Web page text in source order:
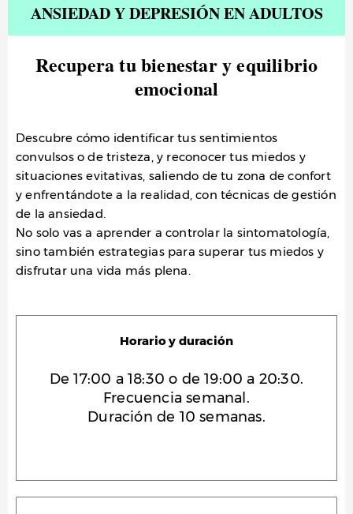
ANSIEDAD Y DEPRESIÓN EN ADULTOS
Recupera tu bienestar y equilibrio
emocional
Descubre cómo identificar tus sentimientos
convulsos o de tristeza, y reconocer tus miedos y
situaciones evitativas, saliendo de tu zona de confort
y enfrentándote a la realidad, con técnicas de gestión
de la ansiedad.
No solo vas a aprender a controlar la sintomatología,
sino también estrategias para superar tus miedos y
disfrutar una vida más plena.
Horario y duración
De 17:00 a 18:30 o de 19:00 a 20:30.
Frecuencia semanal.
Duración de 10 semanas.